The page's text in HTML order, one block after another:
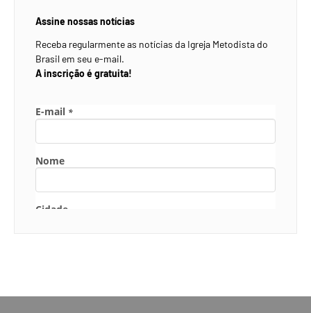
Assine nossas notícias
Receba regularmente as notícias da Igreja Metodista do
Brasil em seu e-mail.
A inscrição é gratuita!